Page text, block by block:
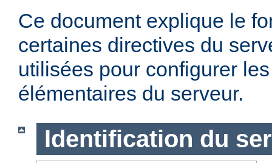
Ce document explique le
certaines directives du
utilisées pour configurer
élémentaires du serveur.
Identification du